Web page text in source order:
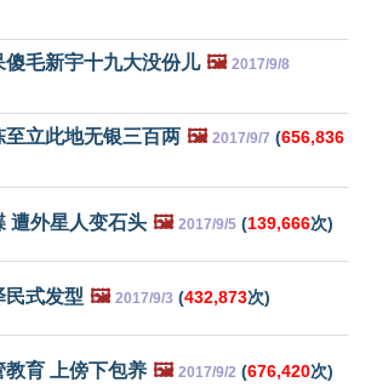
傻毛新宇十九大没份儿 🖼️ 2017/9/8
立此地无银三百两 🖼️ 2017/9/7 (656,836
遭外星人变石头 🖼️ 2017/9/5 (139,666次)
民式发型 🖼️ 2017/9/3 (432,873次)
育 上傍下包养 🖼️ 2017/9/2 (676,420次)